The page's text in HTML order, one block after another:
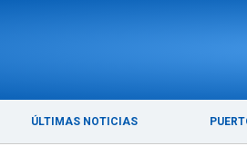
ÚLTIMAS NOTICIAS